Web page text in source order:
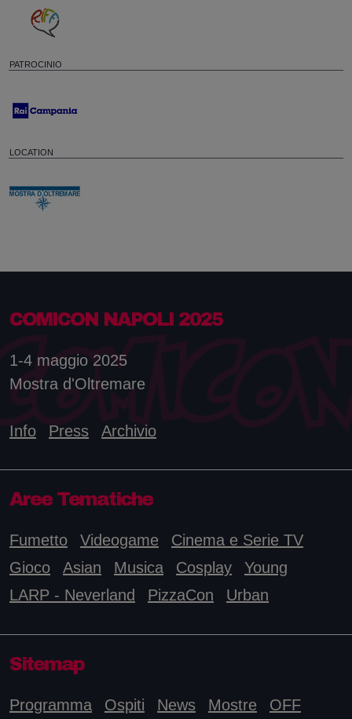
PATROCINIO
LOCATION
COMICON NAPOLI 2025
1-4 maggio 2025
Mostra d'Oltremare
Info Press Archivio
Aree Tematiche
Fumetto Videogame
Cinema e Serie TV
Gioco
Asian Musica Cosplay
Young
LARP - Neverland
PizzaCon Urban
Sitemap
Programma Ospiti News Mostre OFF